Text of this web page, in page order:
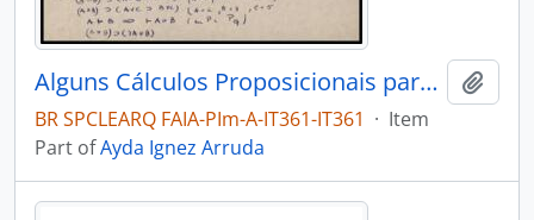
Alguns Cálculos Proposicionais para Sistemas Dedutivos Inconsistentes
BR SPCLEARQ FAIA-PIm-A-IT361-IT361 · Item
Part ofAyda Ignez Arruda